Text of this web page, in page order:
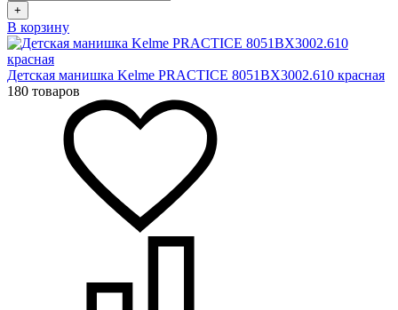
+
В корзину
Детская манишка Kelme PRACTICE 8051BX3002.610 красная
180 товаров